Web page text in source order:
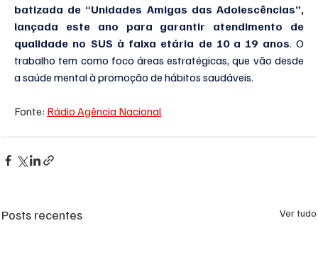
batizada de “Unidades Amigas das Adolescências”,
lançada este ano para garantir atendimento de
qualidade no SUS à faixa etária de 10 a 19 anos. O
trabalho tem como foco áreas estratégicas, que vão desde
a saúde mental à promoção de hábitos saudáveis.
Fonte: Rádio Agência Nacional
Posts recentes Ver tudo